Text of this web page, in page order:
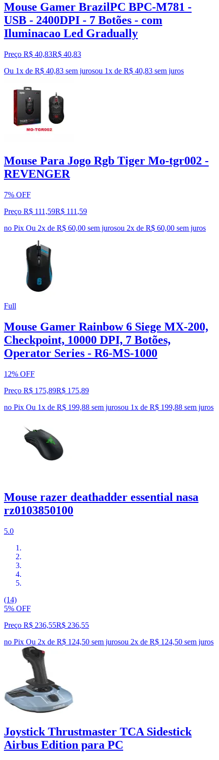
Mouse Gamer BrazilPC BPC-M781 -
USB - 2400DPI - 7 Botões - com
Iluminacao Led Gradually
Preço R$ 40,83R$ 40,83
Ou 1x de R$ 40,83 sem jurosou 1x de R$ 40,83 sem juros
Mouse Para Jogo Rgb Tiger Mo-tgr002 -
REVENGER
7% OFF
Preço R$ 111,59R$ 111 ,59
no Pix Ou 2x de R$ 60,00 sem jurosou 2x de R$ 60,00 sem juros
Full
Mouse Gamer Rainbow 6 Siege MX-200,
Checkpoint, 10000 DPI, 7 Botões,
Operator Series - R6-MS-1000
12% OFF
Preço R$ 175,89R$ 175,89
no Pix Ou 1x de R$ 199,88 sem jurosou 1x de R$ 199,88 sem juros
Mouse razer deathadder essential nasa
rz0103850100
5.0
(14)
5% OFF
Preço R$ 236,55R$ 236,55
no Pix Ou 2x de R$ 124,50 sem jurosou 2x de R$ 124,50 sem juros
Joystick Thrustmaster TCA Sidestick
Airbus Edition para PC